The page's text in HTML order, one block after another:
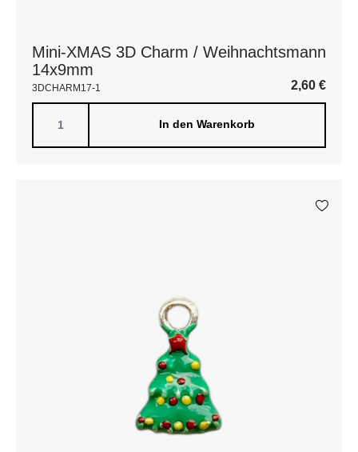
Mini-XMAS 3D Charm / Weihnachtsmann
14x9mm
3DCHARM17-1 2,60 €
In den Warenkorb